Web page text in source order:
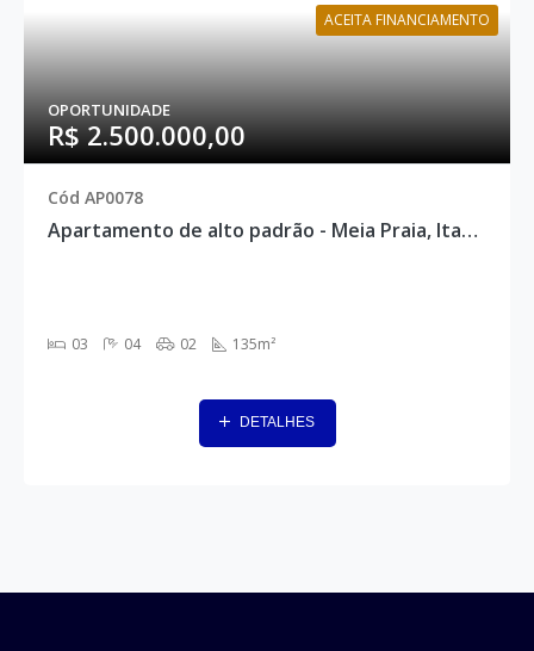
ACEITA FINANCIAMENTO
OPORTUNIDADE
R$ 2.500.000,00
Cód AP0078
Apartamento de alto padrão - Meia Praia, Itapema - AP0078
03 04 02 135m²
DETALHES